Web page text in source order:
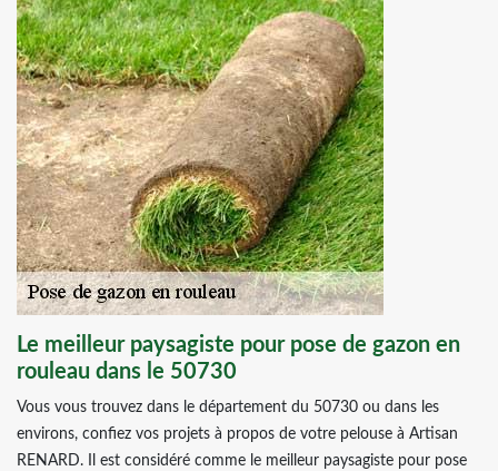
Le meilleur paysagiste pour pose de gazon en
rouleau dans le 50730
Vous vous trouvez dans le département du 50730 ou dans les
environs, confiez vos projets à propos de votre pelouse à Artisan
RENARD. Il est considéré comme le meilleur paysagiste pour pose